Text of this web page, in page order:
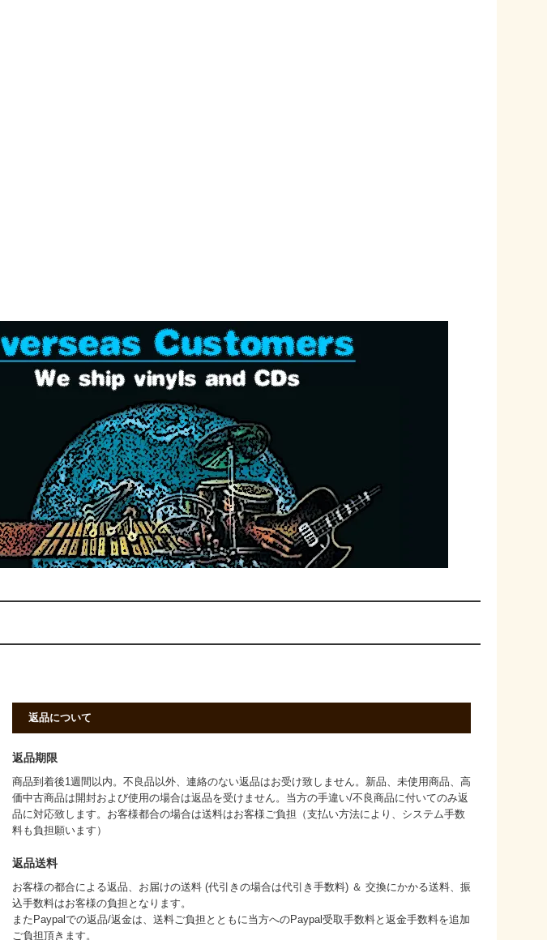
返品について
返品期限
商品到着後1週間以内。不良品以外、連絡のない返品はお受け致しません。新品、未使用商品、高
価中古商品は開封および使用の場合は返品を受けません。当方の手違い/不良商品に付いてのみ返
品に対応致します。お客様都合の場合は送料はお客様ご負担（支払い方法により、システム手数
料も負担願います）
返品送料
お客様の都合による返品、お届けの送料 (代引きの場合は代引き手数料) ＆ 交換にかかる送料、振
込手数料はお客様の負担となります。
またPaypalでの返品/返金は、送料ご負担とともに当方へのPaypal受取手数料と返金手数料を追加
ご負担頂きます。